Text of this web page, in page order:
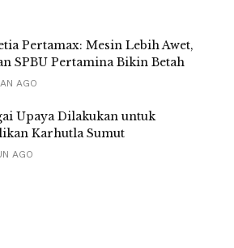
Pertamax: Mesin Lebih Awet,
SPBU Pertamina Bikin Betah
AGO
Upaya Dilakukan untuk
Karhutla Sumut
AGO